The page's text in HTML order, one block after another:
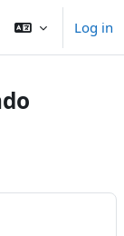
Log in